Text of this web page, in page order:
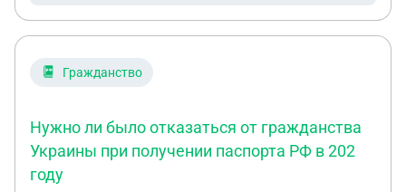
Гражданство
Нужно ли было отказаться от гражданства
Украины при получении паспорта РФ в 202
году